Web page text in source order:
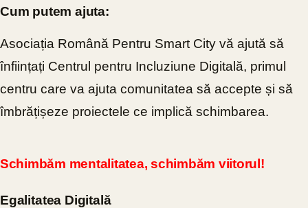
Cum putem ajuta:
Asociația Română Pentru Smart City vă ajută să
înființați Centrul pentru Incluziune Digitală, primul
centru care va ajuta comunitatea să accepte și să
îmbrățișeze proiectele ce implică schimbarea.
Schimbăm mentalitatea, schimbăm viitorul!
Egalitatea Digitală